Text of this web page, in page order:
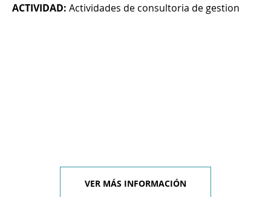
ACTIVIDAD: Actividades de consultoria de gestion
VER MÁS INFORMACIÓN